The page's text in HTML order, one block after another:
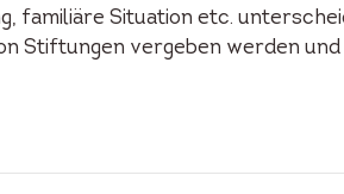
familiäre Situation etc.
Stiftungen vergeben werden